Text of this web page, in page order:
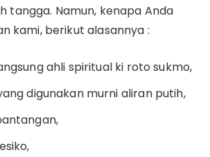
tangga. Namun, kenapa Anda
kami, berikut alasannya :
ahli spiritual ki roto sukmo,
digunakan murni aliran putih,